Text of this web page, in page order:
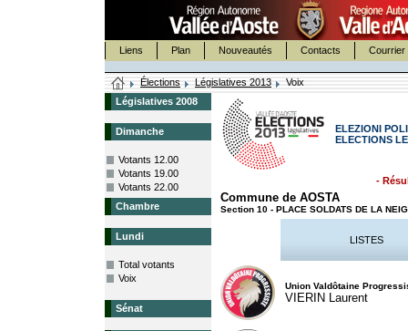
Liens Plan Nouveautés Contacts Courrier
Élections Législatives 2013
Voix
Législatives 2008
Dimanche
Votants 12.00
Votants 19.00
Votants 22.00
Chambre
Lundi
Total votants
Voix
Sénat
ELEZIONI
ELECTIONS
-
Commune de AOSTA
Section 10 - PLACE SOLDATS DE LA
LISTES
Union Valdôtaine
VIERIN Laurent